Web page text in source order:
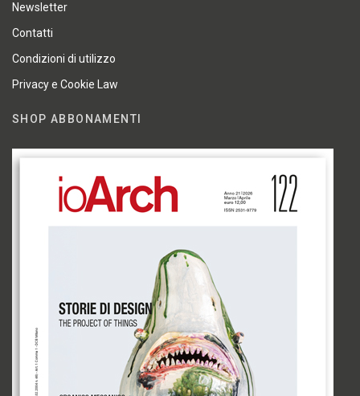
Newsletter
Contatti
Condizioni di utilizzo
Privacy e Cookie Law
SHOP ABBONAMENTI